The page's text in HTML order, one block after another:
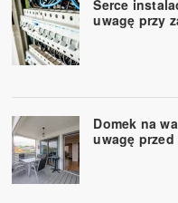
Serce
uwagę przy
Domek na
uwagę przed